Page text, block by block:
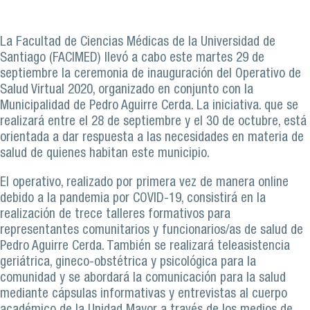
La Facultad de Ciencias Médicas de la Universidad de
Santiago (FACIMED) llevó a cabo este martes 29 de
septiembre la ceremonia de inauguración del Operativo de
Salud Virtual 2020, organizado en conjunto con la
Municipalidad de Pedro Aguirre Cerda. La iniciativa. que se
realizará entre el 28 de septiembre y el 30 de octubre, está
orientada a dar respuesta a las necesidades en materia de
salud de quienes habitan este municipio.
El operativo, realizado por primera vez de manera online
debido a la pandemia por COVID-19, consistirá en la
realización de trece talleres formativos para
representantes comunitarios y funcionarios/as de salud de
Pedro Aguirre Cerda. También se realizará teleasistencia
geriátrica, gineco-obstétrica y psicológica para la
comunidad y se abordará la comunicación para la salud
mediante cápsulas informativas y entrevistas al cuerpo